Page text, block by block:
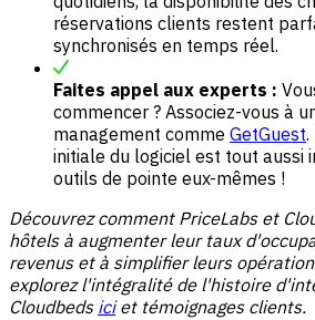
réservations clients restent
synchronisés en temps réel.
Faites appel aux experts :
commencer ? Associez-vous à
management comme GetGuest.
initiale du logiciel est tout aussi
outils de pointe eux-mêmes !
Découvrez comment PriceLabs et
hôtels à augmenter leur taux
revenus et à simplifier leurs
explorez l'intégralité de l'histoire
Cloudbeds ici et témoignages clients.